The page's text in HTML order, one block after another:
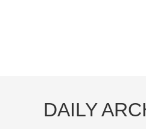
DAILY